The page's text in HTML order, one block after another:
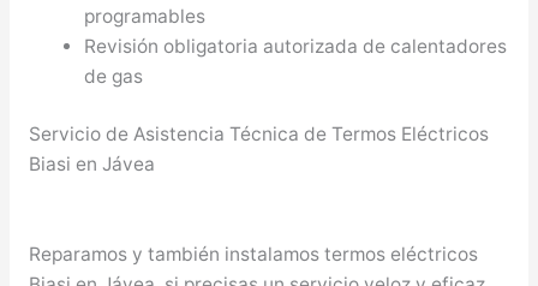
programables
Revisión obligatoria autorizada de calentadores
de gas
Servicio de Asistencia Técnica de Termos Eléctricos
Biasi en Jávea
Reparamos y también instalamos termos eléctricos